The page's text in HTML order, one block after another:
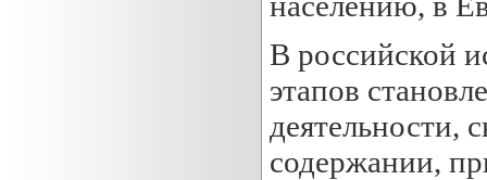
В российской
этапов
деятельности,
содержании,